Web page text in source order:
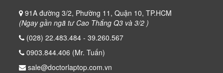
91A đường 3/2, Phường 11, Quận 10, TP.HCM
(Ngay gần ngã tư Cao Thắng Q3 và 3/2 )
(028) 22.483.484 - 39.260.567
0903.844.406 (Mr. Tuấn)
sale@doctorlaptop.com.vn